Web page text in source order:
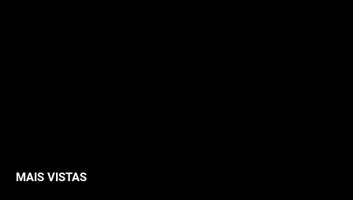
MAIS VISTAS